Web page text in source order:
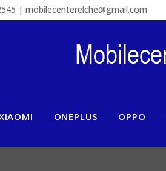
| mobilecenterelche@gmail.com
ONEPLUS OPPO